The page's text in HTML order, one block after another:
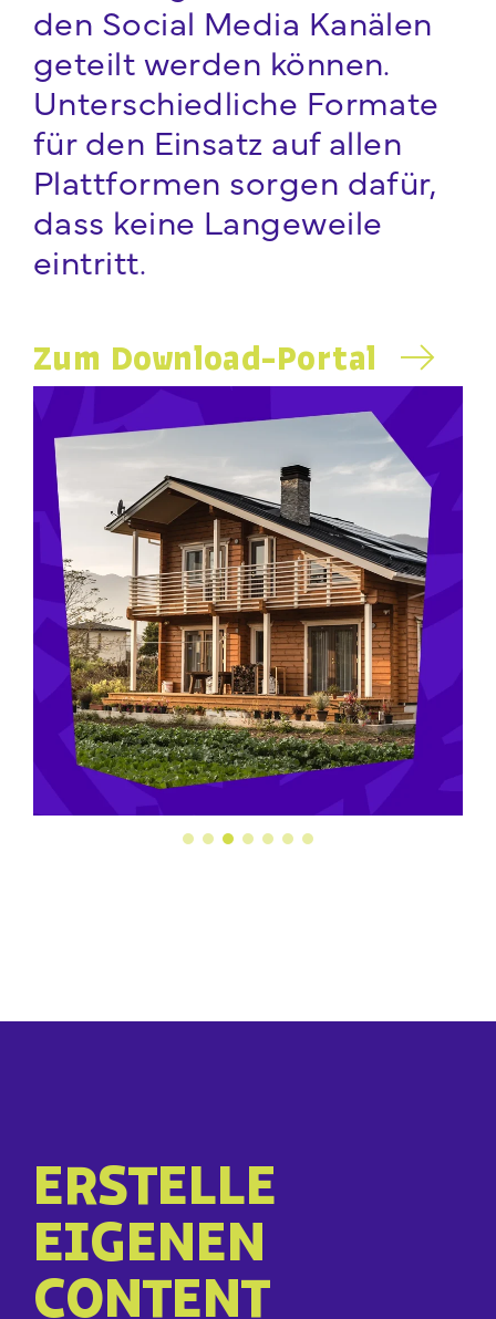
den Social Media Kanälen
geteilt werden können.
Unterschiedliche Formate
für den Einsatz auf allen
Plattformen sorgen dafür,
dass keine Langeweile
eintritt.
Zum Download-Portal
ERSTELLE
EIGENEN
CONTENT